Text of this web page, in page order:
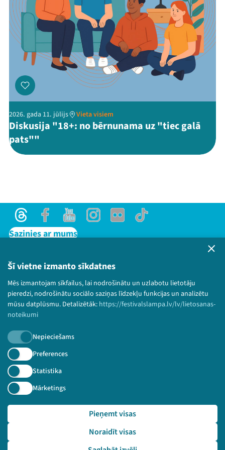
Šī vietne izmanto sīkdatnes
Mēs izmantojam sīkfailus, lai nodrošinātu un uzlabotu lietotāju
pieredzi, nodrošinātu sociālo saziņas līdzekļu funkcijas un analizētu
mūsu datplūsmu. Detalizētāk: https://festivalslampa.lv/lv/lietosanas-
noteikumi
Nepieciešams
Preferences
Statistika
Mārketings
Noraidīt visas
Pieņemt visas
2026. gada 11. jūlijs Vieta visiem
Diskusija "18+: no bērnunama uz "tiec galā
pats""
ThreadsFacebookYoutubeInstagram
Flick TikTok
Sazinies ar mums
Lietošanas noteikumi un sīkdatņu politika
Bērnu aizsardzības politika
© 2026 Sarunu festivāls LAMPA Visas tiesības
paturētas.
Piesakies jaunumiem!
Nepalaid garām aktuālāko informāciju!
Pieteikties
🔗 https://festivalslampa.lv/lv/dalibnieki/5085